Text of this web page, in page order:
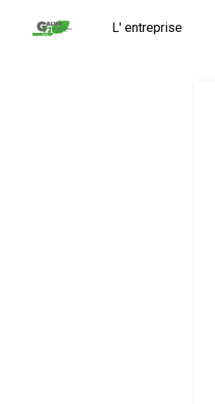
L' entreprise